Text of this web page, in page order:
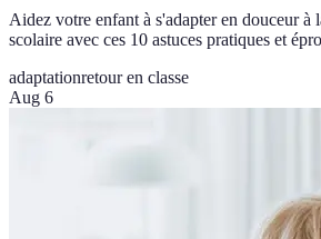
Aidez votre enfant à s'adapter en douceur à
scolaire avec ces 10 astuces pratiques et
adaptationretour en classe
Aug 6